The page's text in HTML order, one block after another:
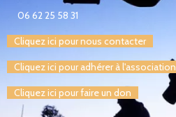
06 62 25 58 31
Cliquez ici pour nous contacter
Cliquez ici pour adhérer à l'association
Cliquez ici pour faire un don